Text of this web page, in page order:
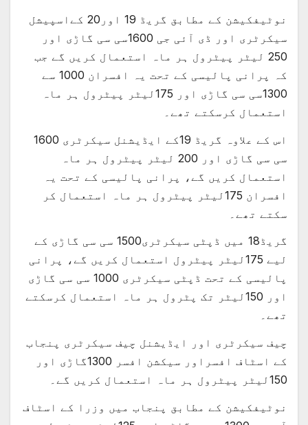
نوٹیفکیشن کے مطابق گریڈ 19 اور20 کےاسپیشل
سیکرٹری اور ڈی آئی جی 1600سی سی گاڑی اور
250 لیٹر پیٹرول ہر ماہ استعمال کریں گے جب
کہ پرانی پالیسی کے تحت یہ افسران 1000 سے
1300سی سی گاڑی اور 175لیٹر پیٹرول ہر ماہ
استعمال کرسکتے تھے۔
اس کے علاوہ گریڈ 19کے ایڈیشنل سیکرٹری 1600
سی سی گاڑی اور 200 لیٹر پیٹرول ہر ماہ
استعمال کریں گے، پرانی پالیسی کے تحت یہ
افسران 175لیٹر پیٹرول ہر ماہ استعمال کر
سکتے تھے۔
گریڈ18 میں ڈپٹی سیکرٹری1500 سی سی گاڑی کے
لیے 175لیٹر پیٹرول استعمال کریں گے، پرانی
پالیسی کے تحت ڈپٹی سیکرٹری 1000 سی سی گاڑی
اور 150لیٹر تک پٹرول ہر ماہ استعمال کرسکتے
تھے۔
چیف سیکرٹری اور ایڈیشنل چیف سیکرٹری پنجاب
کے اسٹاف افسراور سیکشن افسر 1300گاڑی اور
150لیٹر پیٹرول ہر ماہ استعمال کریں گے۔
نوٹیفکیشن کے مطابق پنجاب میں وزرا کے اسٹاف